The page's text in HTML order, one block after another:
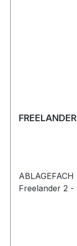
Freelander 2 -